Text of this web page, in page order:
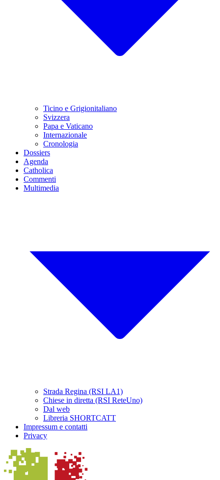
Ticino e Grigionitaliano
Svizzera
Papa e Vaticano
Internazionale
Cronologia
Dossiers
Agenda
Catholica
Commenti
Multimedia
Strada Regina (RSI LA1)
Chiese in diretta (RSI ReteUno)
Dal web
Libreria SHORTCATT
Impressum e contatti
Privacy